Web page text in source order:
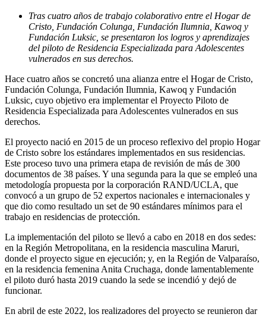
Tras cuatro años de trabajo colaborativo entre el Hogar de
Cristo, Fundación Colunga, Fundación Ilumnia, Kawoq y
Fundación Luksic, se presentaron los logros y aprendizajes
del piloto de Residencia Especializada para Adolescentes
vulnerados en sus derechos.
Hace cuatro años se concretó una alianza entre el Hogar de Cristo,
Fundación Colunga, Fundación Ilumnia, Kawoq y Fundación
Luksic, cuyo objetivo era implementar el Proyecto Piloto de
Residencia Especializada para Adolescentes vulnerados en sus
derechos.
El proyecto nació en 2015 de un proceso reflexivo del propio Hogar
de Cristo sobre los estándares implementados en sus residencias.
Este proceso tuvo una primera etapa de revisión de más de 300
documentos de 38 países. Y una segunda para la que se empleó una
metodología propuesta por la corporación RAND/UCLA, que
convocó a un grupo de 52 expertos nacionales e internacionales y
que dio como resultado un set de 90 estándares mínimos para el
trabajo en residencias de protección.
La implementación del piloto se llevó a cabo en 2018 en dos sedes:
en la Región Metropolitana, en la residencia masculina Maruri,
donde el proyecto sigue en ejecución; y, en la Región de Valparaíso,
en la residencia femenina Anita Cruchaga, donde lamentablemente
el piloto duró hasta 2019 cuando la sede se incendió y dejó de
funcionar.
En abril de este 2022, los realizadores del proyecto se reunieron dar